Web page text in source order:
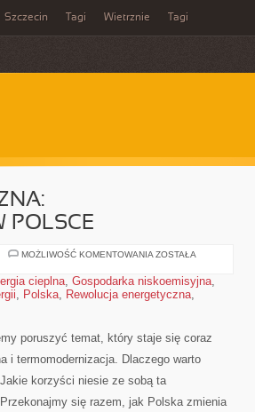
Szczecin Tagi Wietrznie Tagi
POLSCE
MOŻLIWOŚĆ KOMENTOWANIA REWOLUCJA
W
POLSCE
ZOSTAŁA
cieplna, Gospodarka niskoemisyjna,
, Polska, Rewolucja energetyczna,
poruszyć temat, który staje się coraz
i termomodernizacja. Dlaczego warto
korzyści niesie ze​ sobą ta
się razem, jak Polska zmienia